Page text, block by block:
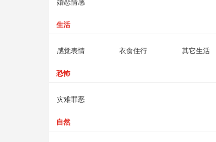
生活
感觉表情 衣食住行 其它生活
恐怖
灾难罪恶
自然